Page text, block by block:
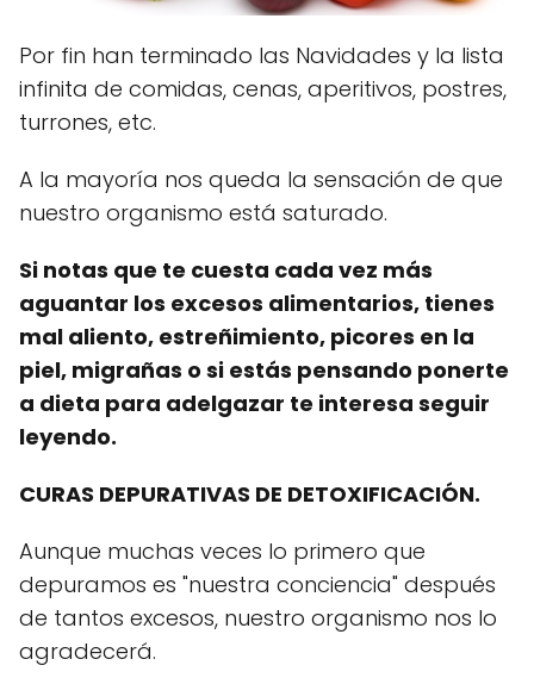
Por fin han terminado las Navidades y la lista
infinita de comidas, cenas, aperitivos, postres,
turrones, etc.
A la mayoría nos queda la sensación de que
nuestro organismo está saturado.
Si notas que te cuesta cada vez más
aguantar los excesos alimentarios, tienes
mal aliento, estreñimiento, picores en la
piel, migrañas o si estás pensando ponerte
a dieta para adelgazar te interesa seguir
leyendo.
CURAS DEPURATIVAS DE DETOXIFICACIÓN.
Aunque muchas veces lo primero que
depuramos es "nuestra conciencia" después
de tantos excesos, nuestro organismo nos lo
agradecerá.